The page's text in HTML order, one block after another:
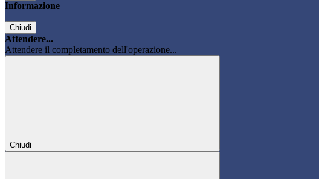
Informazione
Chiudi
Attendere...
Attendere il completamento dell'operazione...
Chiudi